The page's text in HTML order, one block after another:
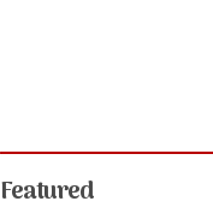
Featured